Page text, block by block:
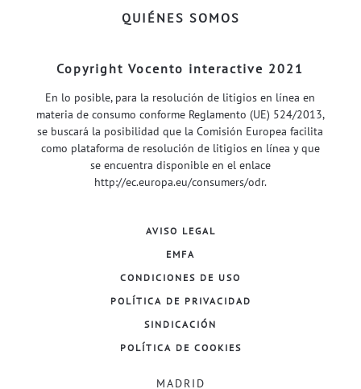
QUIÉNES SOMOS
Copyright Vocento interactive 2021
En lo posible, para la resolución de litigios en línea en
materia de consumo conforme Reglamento (UE) 524/2013,
se buscará la posibilidad que la Comisión Europea facilita
como plataforma de resolución de litigios en línea y que
se encuentra disponible en el enlace
http://ec.europa.eu/consumers/odr.
AVISO LEGAL
EMFA
CONDICIONES DE USO
POLÍTICA DE PRIVACIDAD
SINDICACIÓN
POLÍTICA DE COOKIES
MADRID